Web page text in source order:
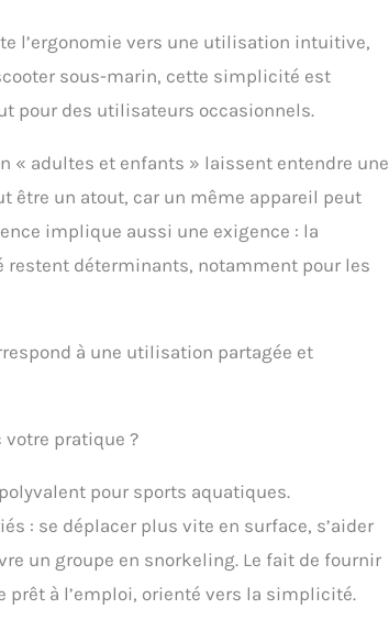
l’ergonomie vers une utilisation intuitive,
sous-marin, cette simplicité est
pour des utilisateurs occasionnels.
« adultes et enfants » laissent entendre une
être un atout, car un même appareil peut
implique aussi une exigence : la
déterminants, notamment pour les
à une utilisation partagée et
pratique ?
pour sports aquatiques.
: se déplacer plus vite en surface, s’aider
un groupe en snorkeling. Le fait de fournir
à l’emploi, orienté vers la simplicité.